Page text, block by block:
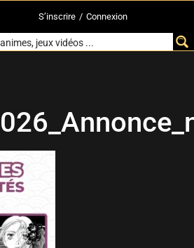
S’inscrire / Connexion